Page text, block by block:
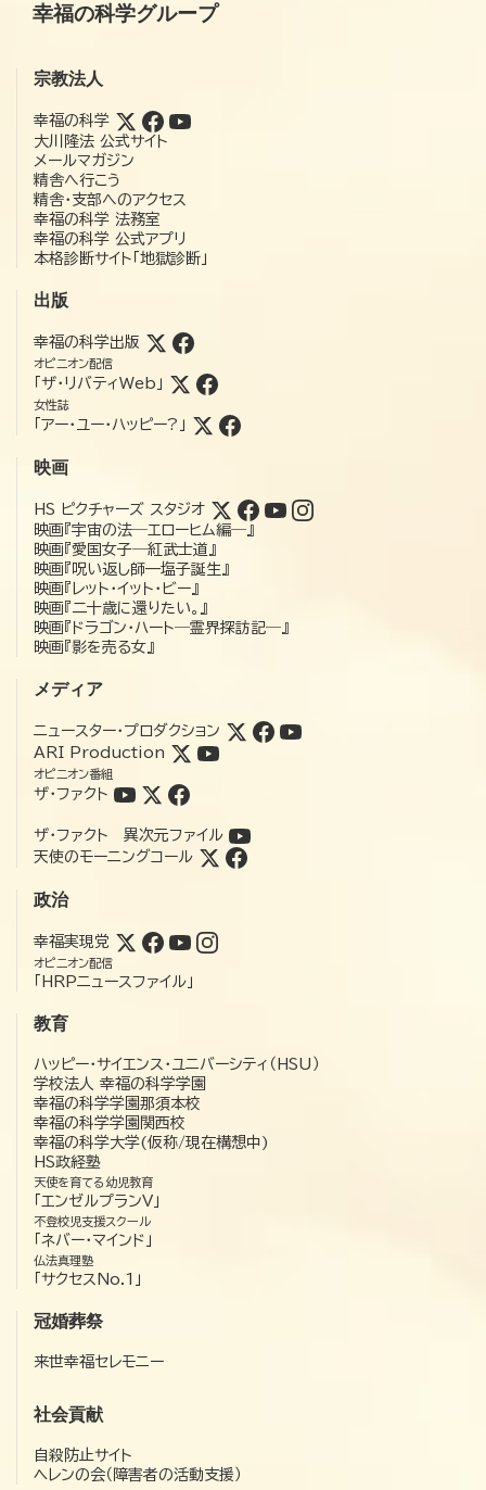
幸福の科学グループ
宗教法人
幸福の科学
大川隆法 公式サイト
メールマガジン
精舎へ行こう
精舎・支部へのアクセス
幸福の科学 法務室
幸福の科学 公式アプリ
本格診断サイト「地獄診断」
出版
幸福の科学出版
オピニオン配信
「ザ・リバティWeb」
女性誌
「アー・ユー・ハッピー?」
映画
HS ピクチャーズ スタジオ
映画『宇宙の法―エローヒム編―』
映画『愛国女子―紅武士道』
映画『呪い返し師—塩子誕生』
映画『レット・イット・ビー』
映画『二十歳に還りたい。』
映画『ドラゴン・ハート―霊界探訪記―』
映画『影を売る女』
メディア
ニュースター・プロダクション
ARI Production
オピニオン番組
ザ・ファクト
ザ・ファクト 異次元ファイル
天使のモーニングコール
政治
幸福実現党
オピニオン配信
「HRPニュースファイル」
教育
ハッピー・サイエンス・ユニバーシティ（HSU）
学校法人 幸福の科学学園
幸福の科学学園那須本校
幸福の科学学園関西校
幸福の科学大学(仮称/現在構想中)
HS政経塾
天使を育てる幼児教育
「エンゼルプランV」
不登校児支援スクール
「ネバー・マインド」
仏法真理塾
「サクセスNo.1」
冠婚葬祭
来世幸福セレモニー
社会貢献
自殺防止サイト
ヘレンの会（障害者の活動支援）